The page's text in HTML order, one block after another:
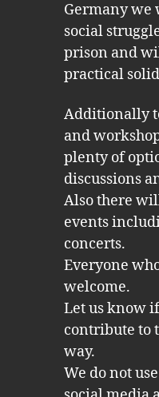
Germany
social
prison and
practical
Additionally
and
plenty of
discussions
Also there
events
concerts.
Everyone
welcome.
Let us know
contribute to
way.
We do not